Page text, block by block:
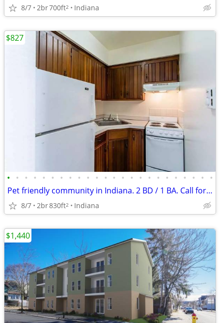
8/7 2br700ft2 Indiana
• • • • • • • • • • • • • • • • • • • • • • • •
Pet friendly community in Indiana. 2 BD / 1 BA. Call for tour!
8/7 2br830ft2 Indiana
$827
$1,440